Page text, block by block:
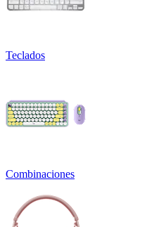
Teclados
Combinaciones